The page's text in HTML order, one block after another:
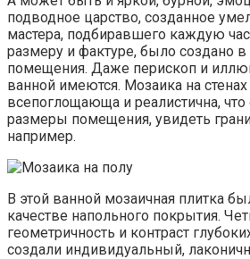
подводное царство, созданное
мастера, подбиравшего каждую
размеру и фактуре, было создано в
помещения. Даже перископ и
ванной имеются. Мозаика на стенах
всепоглощающа и реалистична,
размеры помещения, увидеть
например.
В этой ванной мозаичная плитка
качестве напольного покрытия.
геометричность и контраст
создали индивидуальный,